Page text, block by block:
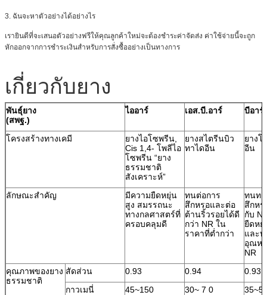
3. ฉันจะหาตัวอย่างได้อย่างไร
เรายินดีที่จะเสนอตัวอย่างฟรีให้คุณลูกค้าใหม่จะต้องชำระค่าจัดส่ง ค่าใช้จ่ายนี้จะถูก
หักออกจากการชำระเงินสำหรับการสั่งซื้ออย่างเป็นทางการ
เกี่ยวกับยาง
พันธุ์ยาง
(สพฐ.)
ไออาร์ เอส.บี.อาร์ บีอาร์
โครงสร้างทางเคมี
ยางไอโซพรีน,
Cis 1,4- โพลีไอ
โซพรีน “ยาง
ธรรมชาติ
สังเคราะห์”
ยางสไตรีนบิว
ทาไดอีน
ยางโ
อีน
ลักษณะสำคัญ
มีความยืดหยุ่น
สูง สมรรถนะ
ทางกลศาสตร์ที่
ครอบคลุมดี
ทนต่อการ
สึกหรอและต่อ
ต้านริ้วรอยได้ดี
กว่า NR ใน
ราคาที่ต่ำกว่า
ทนทา
สึกหร
กับ
ยืดหยุ่
และ
อุณห
NR
คุณภาพของยาง
ธรรมชาติ
สัดส่วน 0.93 0.94
0.93
กาวเมนี่
45~150 30~ 7 0